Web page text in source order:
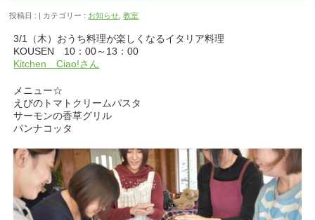
投稿日 : | カテゴリー : お知らせ ,教室
3/1（木）おうち料理が楽しくなるイタリア料理
KOUSEN 10：00～13：00
Kitchen Ciao!さん
メニュー☆
えびのトマトクリームパスタ
サーモンの香草グリル
パンナコッタ